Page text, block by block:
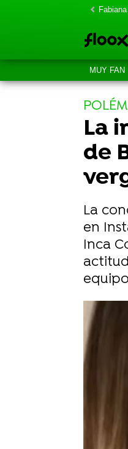
MUY FAN
La
de
La
en
Inca